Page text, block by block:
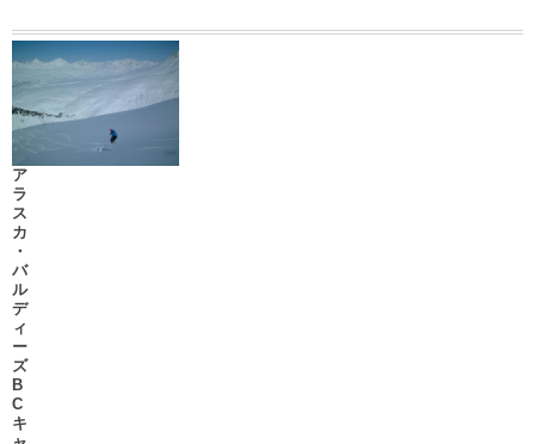
ア
ラ
ス
カ
・
バ
ル
デ
ィ
ー
ズ
B
C
キ